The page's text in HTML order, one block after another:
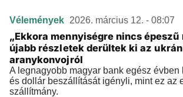
Vélemények 2026. március 12. - 08:07
„Ekkora mennyiségre nincs épeszű
újabb részletek derültek ki az ukrán
aranykonvojról
A legnagyobb magyar bank egész évben
és dollár beszállítását igényli, mint ez az
szállítmány.